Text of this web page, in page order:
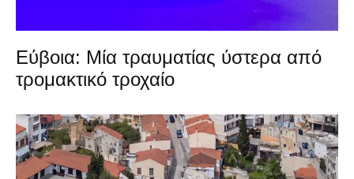
Εύβοια: Μία τραυματίας ύστερα από
τρομακτικό τροχαίο